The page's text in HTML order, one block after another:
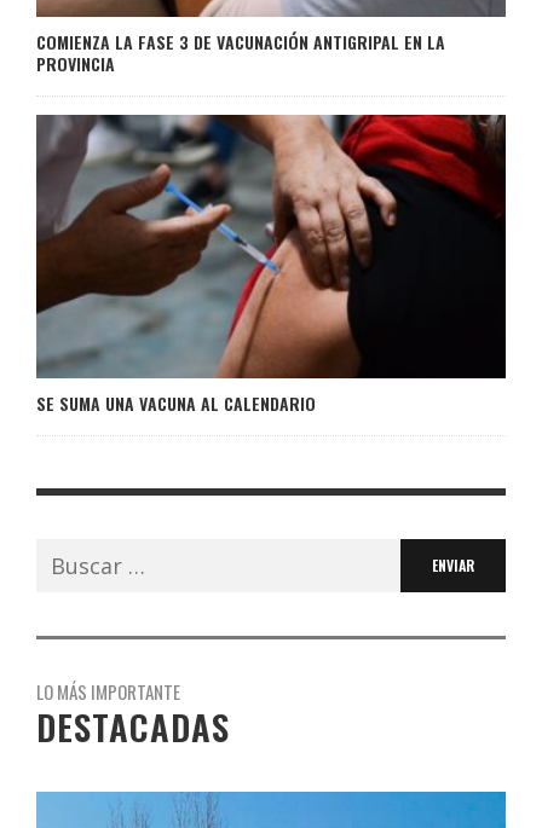
COMIENZA LA FASE 3 DE VACUNACIÓN ANTIGRIPAL EN LA
PROVINCIA
SE SUMA UNA VACUNA AL CALENDARIO
Buscar:
LO MÁS IMPORTANTE
DESTACADAS